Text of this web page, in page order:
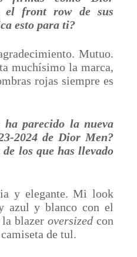
el front row de sus
esto para ti?
Mutuo.
muchísimo la marca,
rojas siempre es
ha parecido la nueva
2024 de Dior Men?
los que has llevado
y elegante. Mi look
azul y blanco con el
blazer oversizedcon
de tul.